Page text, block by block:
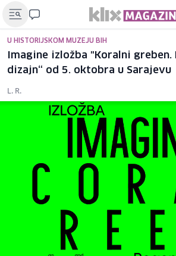
U HISTORIJSKOM MUZEJU BIH
Imagine izložba "Koralni
dizajn“ od 5. oktobra u Sarajevu
L. R.